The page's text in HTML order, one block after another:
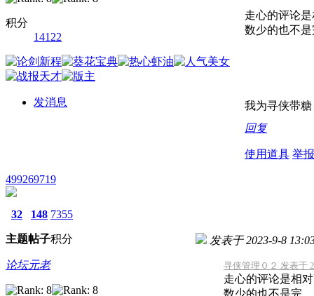
积分
14122
发消息
走心的评论
数少的也不
我为寻侠带糖
回复
使用道具 举报
499269719
32
主题
148
帖子
7355
积分
论坛元老
发表于 2023-9-8
寻侠管理０２ 发表于
走心的评论是相
数少的也不是完 ...